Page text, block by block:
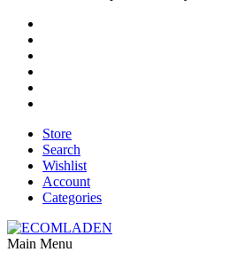
Store
Search
Wishlist
Account
Categories
Main Menu